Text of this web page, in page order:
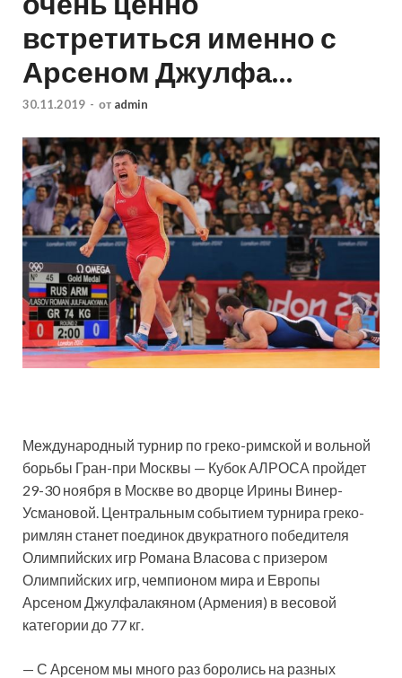
встретиться именно с
Арсеном Джулфа…
30.11.2019 - от admin
Международный турнир по греко-римской и вольной
борьбы Гран-при Москвы — Кубок АЛРОСА пройдет
29-30 ноября в Москве во дворце Ирины Винер-
Усмановой. Центральным событием турнира греко-
римлян станет поединок двукратного победителя
Олимпийских игр Романа Власова с призером
Олимпийских игр, чемпионом мира и Европы
Арсеном Джулфалакяном (Армения) в весовой
категории до 77 кг.
— С Арсеном мы много раз боролись на разных